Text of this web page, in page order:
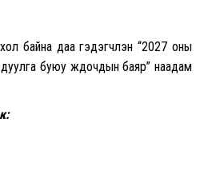
байна даа гэдэгчлэн “2027 оны
буюу жүдочдын баяр” наадам